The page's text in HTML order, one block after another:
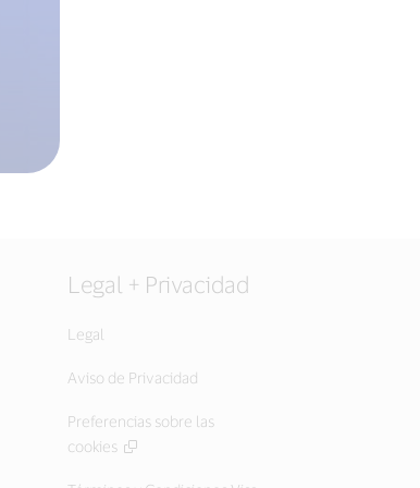
Legal + Privacidad
Legal
Aviso de Privacidad
Preferencias sobre las
cookies